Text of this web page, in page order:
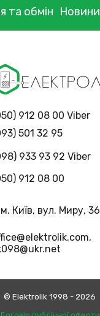
та обмін Новини
912 08 00 Viber
501 32 95
933 93 92 Viber
912 08 00
м. Київ, вул. Миру, 36
© Еlektrolik 1998 - 2026